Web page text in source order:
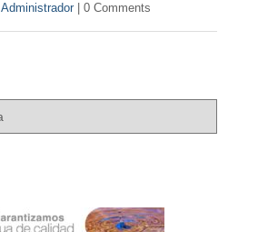
Administrador 0 Comments